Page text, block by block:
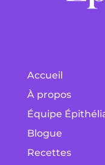
Accueil
À propos
Équipe
Blogue
Recettes